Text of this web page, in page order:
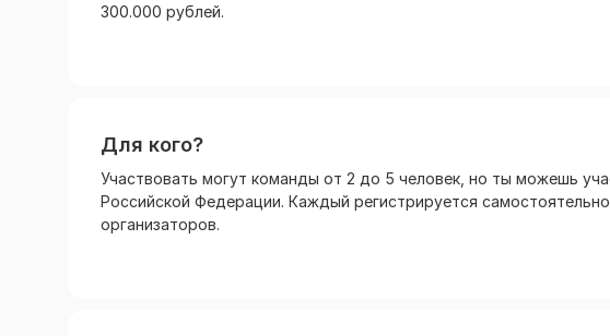
300.000 рублей.
Для кого?
Участвовать могут команды от 2 до 5 человек, но ты можешь
Российской Федерации. Каждый регистрируется
организаторов.